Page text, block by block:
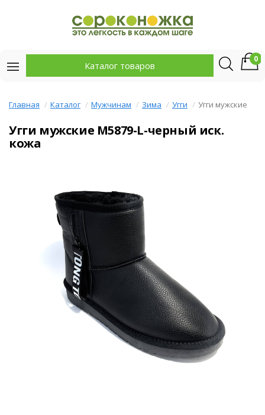
Каталог товаров
0
Главная Каталог Мужчинам Зима Угги Угги мужские
Угги мужские M5879-L-черный иск.
кожа